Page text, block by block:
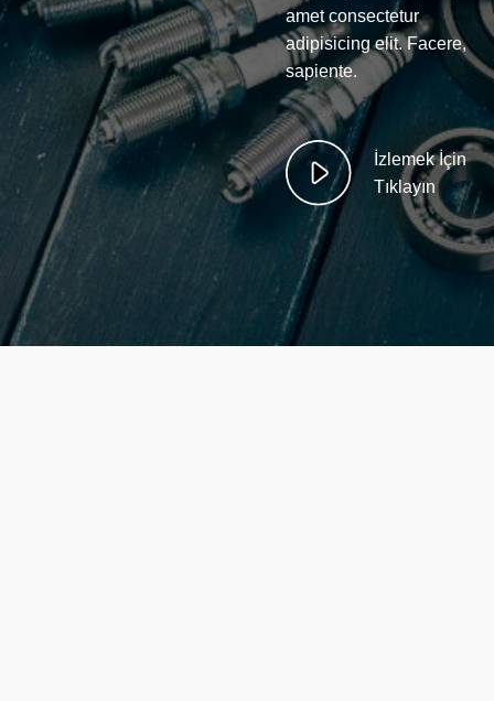
amet consectetur
adipisicing elit. Facere,
sapiente.
İzlemek İçin
Tıklayın